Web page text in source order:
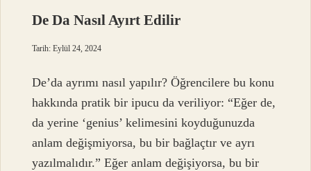
De Da Nasıl Ayırt Edilir
Tarih: Eylül 24, 2024
De’da ayrımı nasıl yapılır? Öğrencilere bu konu
hakkında pratik bir ipucu da veriliyor: “Eğer de,
da yerine ‘genius’ kelimesini koyduğunuzda
anlam değişmiyorsa, bu bir bağlaçtır ve ayrı
yazılmalıdır.” Eğer anlam değişiyorsa, bu bir